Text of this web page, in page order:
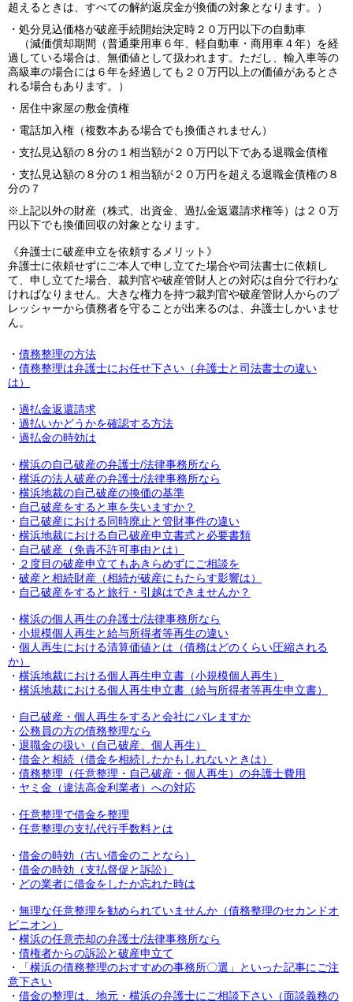
超えるときは、すべての解約返戻金が換価の対象となります。）
・処分見込価格が破産手続開始決定時２０万円以下の自動車
（減価償却期間（普通乗用車６年、軽自動車・商用車４年）を経
過している場合は、無価値として扱われます。ただし、輸入車等の
高級車の場合には６年を経過しても２０万円以上の価値があるとさ
れる場合もあります。）
・居住中家屋の敷金債権
・電話加入権（複数本ある場合でも換価されません）
・支払見込額の８分の１相当額が２０万円以下である退職金債権
・支払見込額の８分の１相当額が２０万円を超える退職金債権の８
分の７
※上記以外の財産（株式、出資金、過払金返還請求権等）は２０万
円以下でも換価回収の対象となります。
《弁護士に破産申立を依頼するメリット》
弁護士に依頼せずにご本人で申し立てた場合や司法書士に依頼し
て、申し立てた場合、裁判官や破産管財人との対応は自分で行わな
ければなりません。大きな権力を持つ裁判官や破産管財人からのプ
レッシャーから債務者を守ることが出来るのは、弁護士しかいませ
ん。
・ 債務整理の方法
・ 債務整理は弁護士にお任せ下さい（弁護士と司法書士の違い
は）
・ 過払金返還請求
・ 過払いかどうかを確認する方法
・ 過払金の時効は
・ 横浜の自己破産の弁護士/法律事務所なら
・ 横浜の法人破産の弁護士/法律事務所なら
・ 横浜地裁の自己破産の換価の基準
・ 自己破産をすると車を失いますか？
・ 自己破産における同時廃止と管財事件の違い
・ 横浜地裁における自己破産申立書式と必要書類
・ 自己破産（免責不許可事由とは）
・ ２度目の破産申立てもあきらめずにご相談を
・ 破産と相続財産（相続が破産にもたらす影響は）
・ 自己破産をすると旅行・引越はできませんか？
・ 横浜の個人再生の弁護士/法律事務所なら
・ 小規模個人再生と給与所得者等再生の違い
・ 個人再生における清算価値とは（債務はどのくらい圧縮される
か）
・ 横浜地裁における個人再生申立書（小規模個人再生）
・ 横浜地裁における個人再生申立書（給与所得者等再生申立書）
・ 自己破産・個人再生をすると会社にバレますか
・ 公務員の方の債務整理なら
・ 退職金の扱い（自己破産、個人再生）
・ 借金と相続（借金を相続したかもしれないときは）
・ 債務整理（任意整理・自己破産・個人再生）の弁護士費用
・ ヤミ金（違法高金利業者）への対応
・ 任意整理で借金を整理
・ 任意整理の支払代行手数料とは
・ 借金の時効（古い借金のことなら）
・ 借金の時効（支払督促と訴訟）
・ どの業者に借金をしたか忘れた時は
・ 無理な任意整理を勧められていませんか（債務整理のセカンドオ
ピニオン）
・ 横浜の任意売却の弁護士/法律事務所なら
・ 債権者からの訴訟と破産申立て
・
「横浜の債務整理のおすすめの事務所〇選」といった記事にご注
意下さい
・ 借金の整理は、地元・横浜の弁護士にご相談下さい（面談義務の